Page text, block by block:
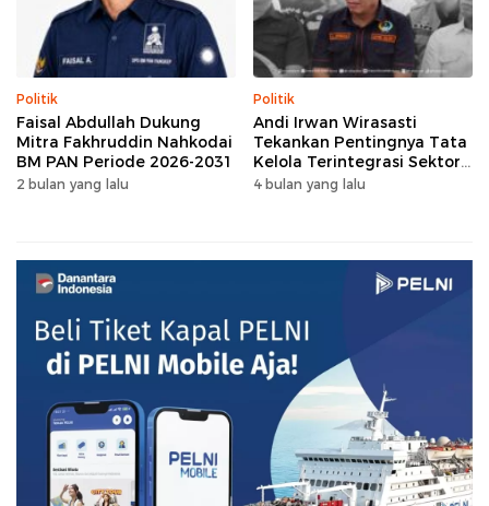
Politik
Faisal Abdullah Dukung
Mitra Fakhruddin Nahkodai
BM PAN Periode 2026-2031
2 bulan yang lalu
Politik
Andi Irwan Wirasasti
Tekankan Pentingnya Tata
Kelola Terintegrasi Sektor
Peternakan Sulsel
4 bulan yang lalu